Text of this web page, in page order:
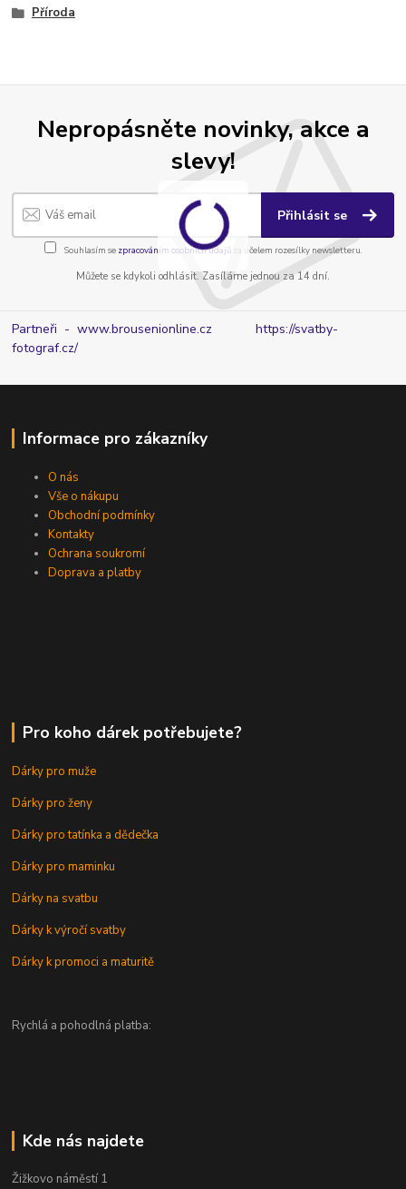
Příroda
Nepropásněte novinky, akce a
slevy!
Přihlásit se
Souhlasím se zpracováním osobních údajůza účelem rozesílky newsletteru.
Můžete se kdykoli odhlásit. Zasíláme jednou za 14 dní.
Partneři - www.brousenionline.czhttps://svatby-
fotograf.cz/
Informace pro zákazníky
O nás
Vše o nákupu
Obchodní podmínky
Kontakty
Ochrana soukromí
Doprava a platby
Pro koho dárek potřebujete?
Dárky pro muže
Dárky pro ženy
Dárky pro tatínka a dědečka
Dárky pro maminku
Dárky na svatbu
Dárky k výročí svatby
Dárky k promoci a maturitě
Rychlá a pohodlná platba:
Kde nás najdete
Žižkovo náměstí 1